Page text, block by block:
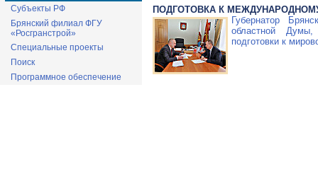
Субъекты РФ
Брянский филиал ФГУ
«Росгранстрой»
Специальные проекты
Поиск
Программное обеспечение
ПОДГОТОВКА К
Губернатор
областной
подготовки к